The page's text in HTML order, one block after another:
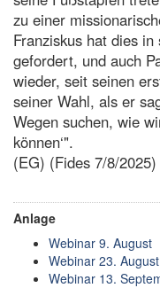
zu einer
Franziskus hat dies
gefordert, und auch
wieder, seit seinen
seiner Wahl, als er
Wegen suchen, wie
können‘".
(EG) (Fides 7/8/2025)
Anlage
Webinar 9. August
Webinar 23. August
Webinar 13.